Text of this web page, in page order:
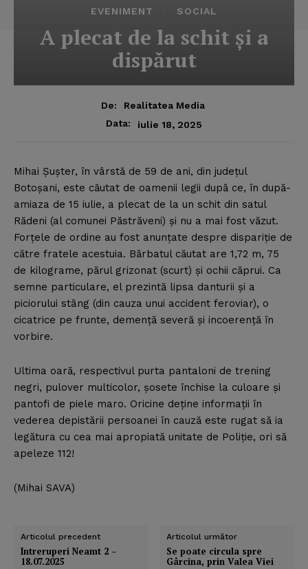
EVENIMENT SOCIAL
A plecat de la schit şi a
dispărut
De:
Realitatea Media
Data:
iulie 18, 2025
Mihai Şuşter, în vârstă de 59 de ani, din judeţul
Botoşani, este căutat de oamenii legii după ce, în după-
amiaza de 15 iulie, a plecat de la un schit din satul
Rădeni (al comunei Păstrăveni) şi nu a mai fost văzut.
Forţele de ordine au fost anunţate despre dispariţie de
către fratele acestuia. Bărbatul căutat are 1,72 m, 75
de kilograme, părul grizonat (scurt) şi ochii căprui. Ca
semne particulare, el prezintă lipsa danturii şi a
piciorului stâng (din cauza unui accident feroviar), o
cicatrice pe frunte, demenţă severă şi incoerenţă în
vorbire.
Ultima oară, respectivul purta pantaloni de trening
negri, pulover multicolor, şosete închise la culoare şi
pantofi de piele maro. Oricine deţine informaţii în
vederea depistării persoanei în cauză este rugat să ia
legătura cu cea mai apropiată unitate de Poliţie, ori să
apeleze 112!
(Mihai SAVA)
Articolul precedent
Intreruperi Neamt 2 –
18.07.2025
Articolul următor
Se poate circula spre
Gârcina, prin Valea Viei